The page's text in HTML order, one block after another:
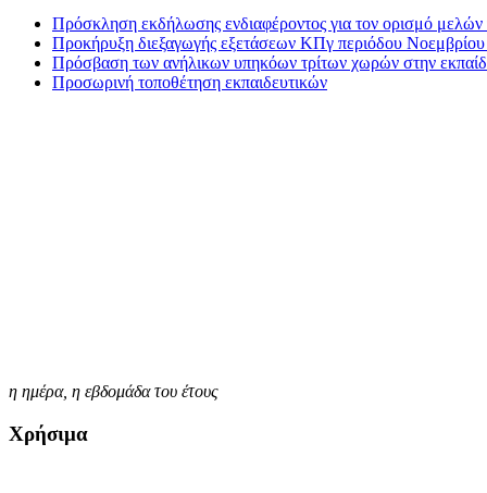
Πρόσκληση εκδήλωσης ενδιαφέροντος για τον ορισμό
Προκήρυξη διεξαγωγής εξετάσεων ΚΠγ περιόδου
Πρόσβαση των ανήλικων υπηκόων τρίτων χωρών στην
Προσωρινή τοποθέτηση εκπαιδευτικών
η ημέρα, η εβδομάδα του έτους
Χρήσιμα